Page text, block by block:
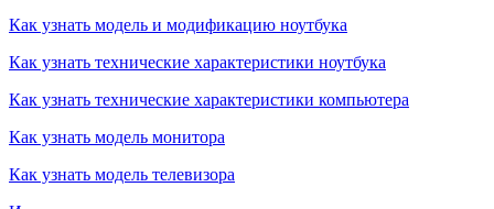
Как узнать модель и модификацию ноутбука
Как узнать технические характеристики ноутбука
Как узнать технические характеристики компьютера
Как узнать модель монитора
Как узнать модель телевизора